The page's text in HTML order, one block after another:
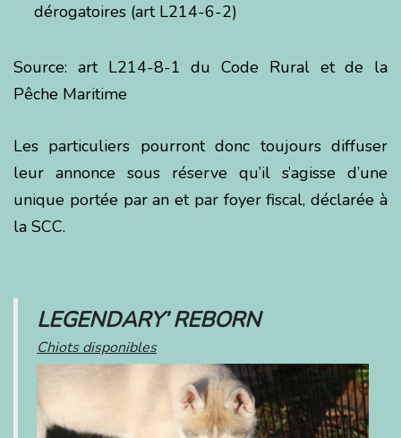
dérogatoires (art L214-6-2)
Source: art L214-8-1 du Code Rural et de la
Pêche Maritime
Les particuliers pourront donc toujours diffuser
leur annonce sous réserve qu’il s’agisse d’une
unique portée par an et par foyer fiscal, déclarée à
la SCC.
LEGENDARY’ REBORN
Chiots disponibles